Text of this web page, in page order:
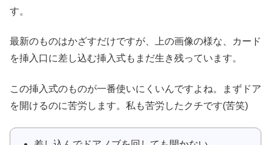
す。
最新のものはかざすだけですが、上の画像の様な、カード
を挿入口に差し込む挿入式もまだ生き残っています。
この挿入式のものが一番使いにくいんですよね。
まずドア
を開けるのに苦労します。私も苦労したクチです(苦笑)